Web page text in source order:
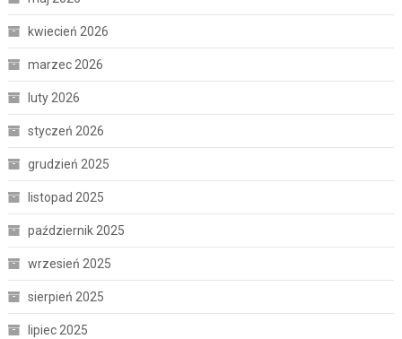
kwiecień 2026
marzec 2026
luty 2026
styczeń 2026
grudzień 2025
listopad 2025
październik 2025
wrzesień 2025
sierpień 2025
lipiec 2025